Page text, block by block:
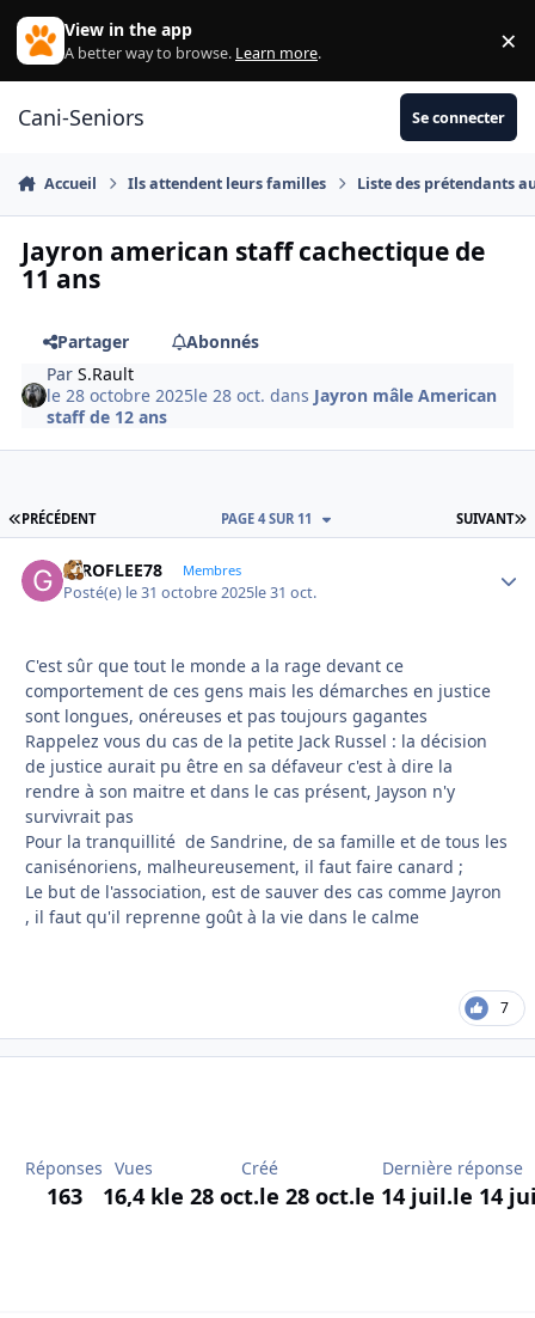
Aller au contenu
View in the app
A better way to browse. Learn more. ×
Cani-Seniors Se connecter
Accueil Ils attendent leurs familles Liste des prétendants
Jayron american staff cachectique de
11 ans
Partager
Abonnés
ParS.Rault
le 28 octobre 2025le 28 oct. dans Jayron mâle American
staff de 12 ans
PREMIÈRE PAGE
PRÉCÉDENT SUIVANT
PAGE 4 SUR 11
GIROFLEE78 Membres
Posté(e) le 31 octobre 2025le 31 oct.
C'est sûr que tout le monde a la rage devant ce
comportement de ces gens mais les démarches en justice
sont longues, onéreuses et pas toujours gagantes
Rappelez vous du cas de la petite Jack Russel : la décision
de justice aurait pu être en sa défaveur c'est à dire la
rendre à son maitre et dans le cas présent, Jayson n'y
survivrait pas
Pour la tranquillité de Sandrine, de sa famille et de tous les
canisénoriens, malheureusement, il faut faire canard ;
Le but de l'association, est de sauver des cas comme Jayron
, il faut qu'il reprenne goût à la vie dans le calme
7
Réponses
163
Vues
16,4 k
Créé
le 28 oct.le 28 oct.
Dernière réponse
le 14 juil.le 14